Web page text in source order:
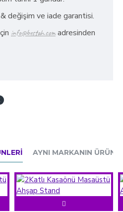
değişim ve iade garantisi.
info@bestah.comadresinden
AYNI MARKANIN